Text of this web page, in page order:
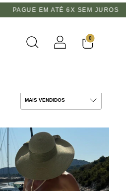
TROCA
0